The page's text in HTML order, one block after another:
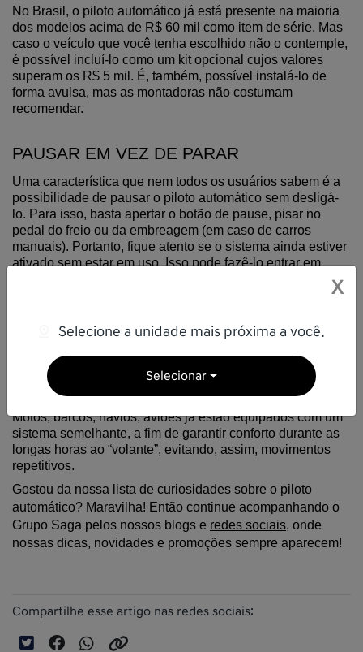
No Brasil, o piloto automático já está presente na maioria
dos modelos acima de R$ 60 mil como item de série. Mas
caso o veículo que você tenha escolhido não o contemple,
é possível incluí-lo como um kit opcional cujos valores
superam os R$ 5 mil. É, também, possível instalá-lo de
forma avulsa, mas as montadoras não costumam
recomendar.
PAUSAR EM VEZ DE PARAR
Uma característica que nem todos os usuários sabem é a
possibilidade de pausar o piloto automático sem desligá-
lo. Para isso, basta apertar o botão de pause, pisar no
pedal do freio ou da embreagem (em caso de carros
manuais). Portanto, fique atento se o sistema ainda estiver
ativado sem estar em uso. Isso pode fazê-lo entrar em
PARA ALÉM DOS CARROS
Você sabia que o piloto automático é um item já existente
nos mais diversos meios de transporte? Isto mesmo!
Motos, barcos, navios, aviões já estão equipados com um
sistema semelhante, a fim de garantir conforto durante as
longas horas ao “volante”, evitando, assim, movimentos
repetitivos.
Gostou da nossa lista de curiosidades sobre o piloto
automático? Maravilha! Então continue acompanhando o
Grupo Saga pelos nossos blogs e redes sociais, onde
nossas dicas, novidades e promoções sempre aparecem!
Compartilhe esse artigo nas redes sociais:
X
Selecione a unidade mais próxima a você.
Selecionar